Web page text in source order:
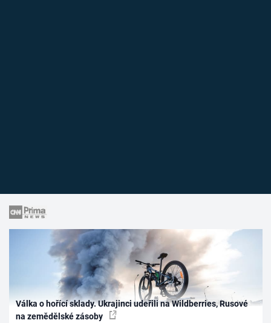
Válka o hořící sklady. Ukrajinci udeřili na Wildberries, Rusové
na zemědělské zásoby